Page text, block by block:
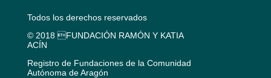
Todos los derechos reservados
© 2018 FUNDACIÓN RAMÓN Y KATIA
ACÍN
Registro de Fundaciones de la Comunidad
Autónoma de Aragón